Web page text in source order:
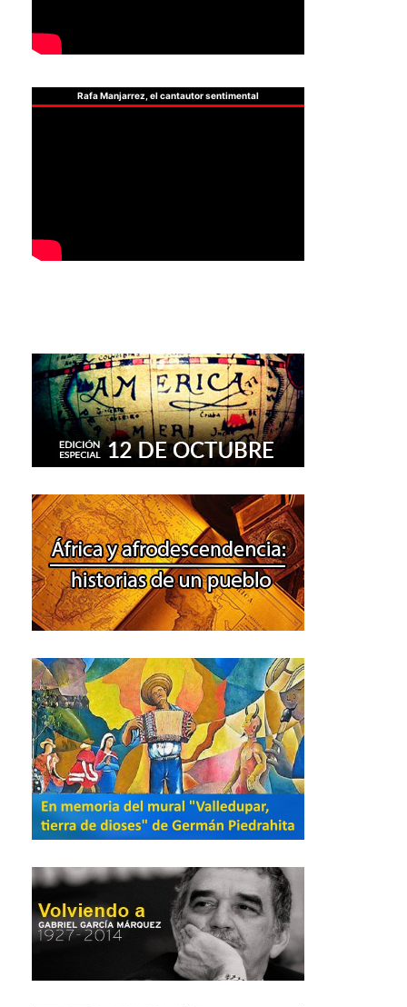
Rafa Manjarrez, el cantautor sentimental